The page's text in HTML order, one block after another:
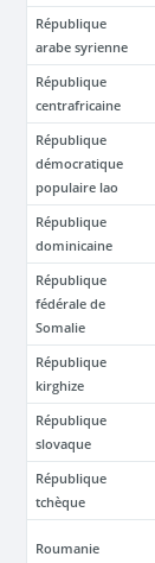
République
arabe syrienne
République
centrafricaine
République
démocratique
populaire lao
République
dominicaine
République
fédérale de
Somalie
République
kirghize
République
slovaque
République
tchèque
Roumanie